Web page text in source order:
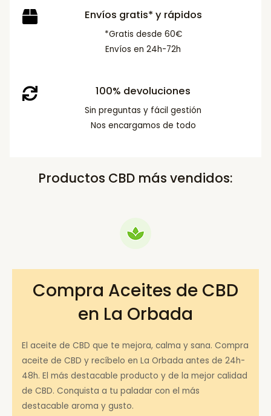
Envíos gratis* y rápidos
*Gratis desde 60€
Envíos en 24h-72h
100% devoluciones
Sin preguntas y fácil gestión
Nos encargamos de todo
Productos CBD más vendidos:
Compra Aceites de CBD
en La Orbada
El aceite de CBD que te mejora, calma y sana. Compra
aceite de CBD y recíbelo en La Orbada antes de 24h-
48h. El más destacable producto y de la mejor calidad
de CBD. Conquista a tu paladar con el más
destacable aroma y gusto.